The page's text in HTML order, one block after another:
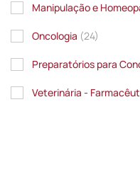
Manipulação e
Oncologia (24)
Preparatórios para
Veterinária -